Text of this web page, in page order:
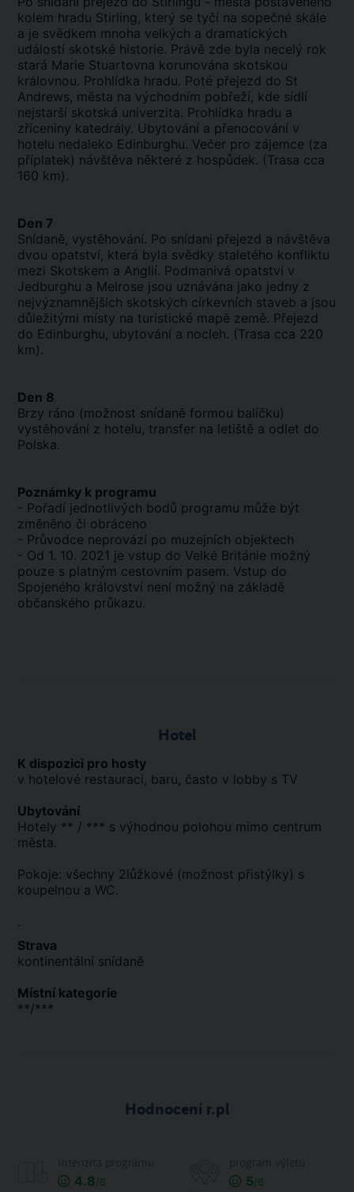
kolem hradu Stirling, který se tyčí na sopečné skále
a je svědkem mnoha velkých a dramatických
událostí skotské historie. Právě zde byla necelý rok
stará Marie Stuartovna korunována skotskou
královnou. Prohlídka hradu. Poté přejezd do St
Andrews, města na východním pobřeží, kde sídlí
nejstarší skotská univerzita. Prohlídka hradu a
zříceniny katedrály. Ubytování a přenocování v
hotelu nedaleko Edinburghu. Večer pro zájemce (za
příplatek) návštěva některé z hospůdek. (Trasa cca
160 km).
Den 7
Snídaně, vystěhování. Po snídani přejezd a návštěva
dvou opatství, která byla svědky staletého konfliktu
mezi Skotskem a Anglií. Podmanivá opatství v
Jedburghu a Melrose jsou uznávána jako jedny z
nejvýznamnějších skotských církevních staveb a jsou
důležitými místy na turistické mapě země. Přejezd
do Edinburghu, ubytování a nocleh. (Trasa cca 220
km).
Den 8
Brzy ráno (možnost snídaně formou balíčku)
vystěhování z hotelu, transfer na letiště a odlet do
Polska.
Poznámky k programu
- Pořadí jednotlivých bodů programu může být
změněno či obráceno
- Průvodce neprovází po muzejních objektech
- Od 1. 10. 2021 je vstup do Velké Británie možný
pouze s platným cestovním pasem. Vstup do
Spojeného království není možný na základě
občanského průkazu.
Hotel
K dispozici pro hosty
v hotelové restauraci, baru, často v lobby s TV
Ubytování
Hotely ** / *** s výhodnou polohou mimo centrum
města.
Pokoje: všechny 2lůžkové (možnost přistýlky) s
koupelnou a WC.
.
Strava
kontinentální snídaně
Místní kategorie
**/***
Hodnocení r.pl
4.8/6 5/6